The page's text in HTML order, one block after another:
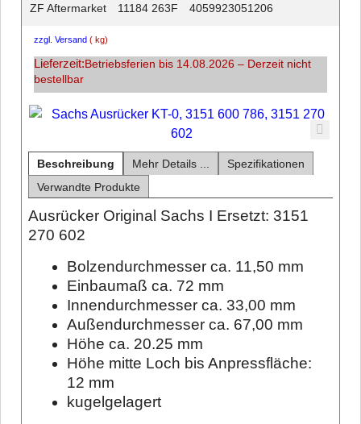
ZF Aftermarket 11184 263F 4059923051206
zzgl. Versand kg
Lieferzeit: Betriebsferien bis 14.08.2026 – Derzeit nicht
bestellbar
Beschreibung Mehr Details ...
Spezifikationen
Verwandte Produkte
Ausrücker Original Sachs I Ersetzt: 3151
270 602
Bolzendurchmesser ca. 11,50 mm
Einbaumaß ca. 72 mm
Innendurchmesser ca. 33,00 mm
Außendurchmesser ca. 67,00 mm
Höhe ca. 20.25 mm
Höhe mitte Loch bis Anpressfläche:
12 mm
kugelgelagert